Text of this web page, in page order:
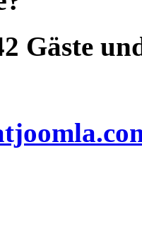
Gäste